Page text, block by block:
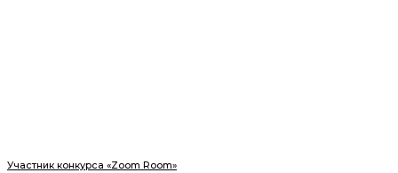
Участник конкурса «Zoom Room»